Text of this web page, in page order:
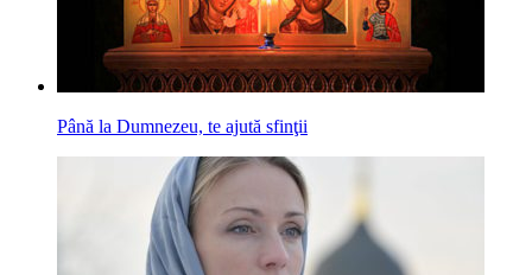
Până la Dumnezeu, te ajută sfinţii